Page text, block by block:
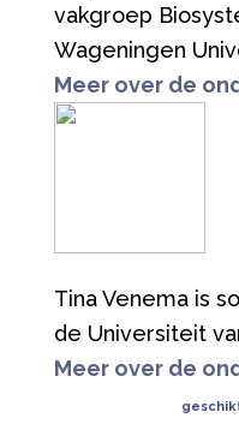
vakgroep
Wageningen
Meer over de
Tina Venema is
de Universiteit
Meer over de